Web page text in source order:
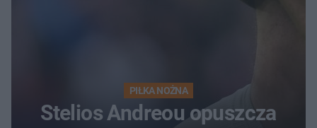
PIŁKA NOŻNA
Stelios Andreou opuszcza